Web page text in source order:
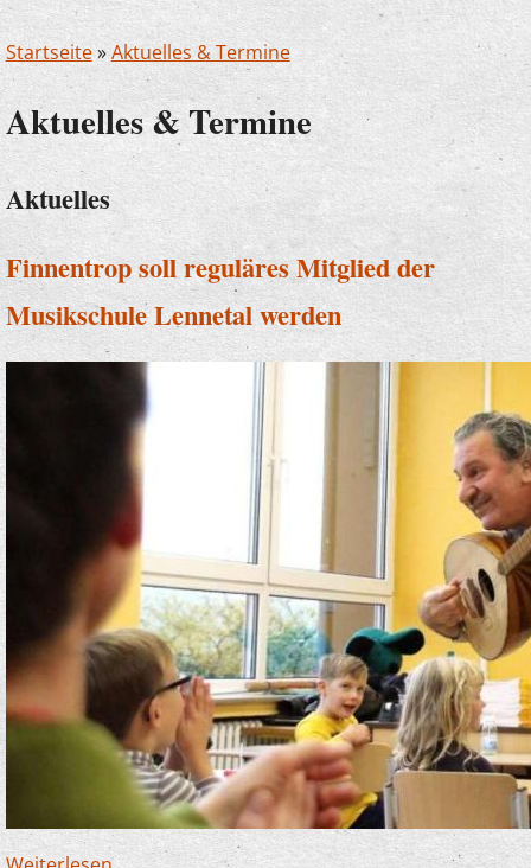
Startseite»Aktuelles & Termine
Aktuelles & Termine
Aktuelles
Finnentrop soll reguläres Mitglied der
Musikschule Lennetal werden